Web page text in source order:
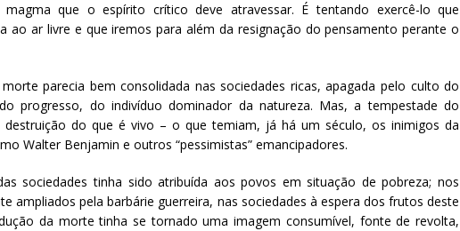
magma que o espírito crítico deve atravessar. É tentando exercê-lo que
ao ar livre e que iremos para além da resignação do pensamento perante o
parecia bem consolidada nas sociedades ricas, apagada pelo culto do
progresso, do indivíduo dominador da natureza. Mas, a tempestade do
destruição do que é vivo – o que temiam, já há um século, os inimigos da
Walter Benjamin e outros “pessimistas” emancipadores.
sociedades tinha sido atribuída aos povos em situação de pobreza; nos
ampliados pela barbárie guerreira, nas sociedades à espera dos frutos deste
da morte tinha se tornado uma imagem consumível, fonte de revolta,